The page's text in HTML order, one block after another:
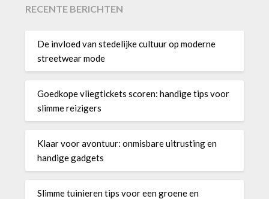
RECENTE BERICHTEN
De invloed van stedelijke cultuur op moderne
streetwear mode
Goedkope vliegtickets scoren: handige tips voor
slimme reizigers
Klaar voor avontuur: onmisbare uitrusting en
handige gadgets
Slimme tuinieren tips voor een groene en